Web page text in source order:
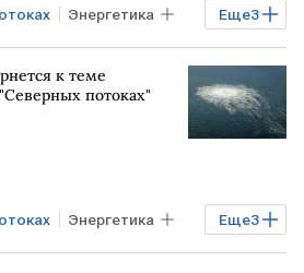
Еще3
Энергетика
- 2 США
к теме
потоках"
Еще3
Энергетика
Северных потоках